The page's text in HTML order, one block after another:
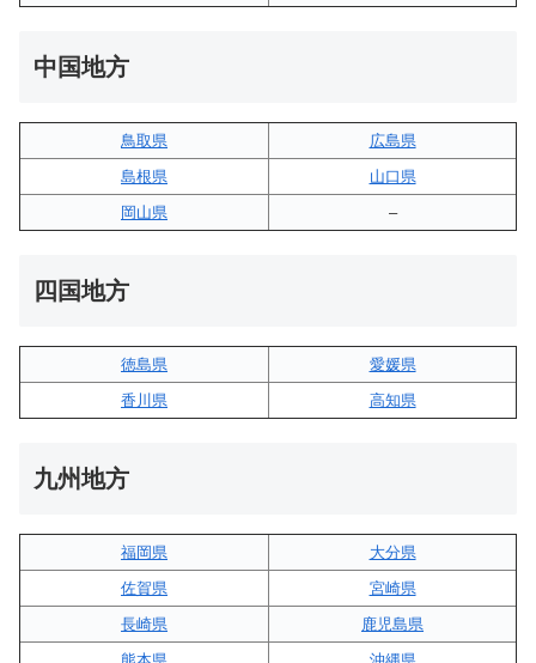
中国地方
鳥取県
広島県
島根県
山口県
岡山県
–
四国地方
徳島県
愛媛県
香川県
高知県
九州地方
福岡県
大分県
佐賀県
宮崎県
長崎県
鹿児島県